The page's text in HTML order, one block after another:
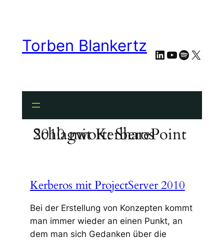
springenTorben Blankertz LinkedIn
YouTube
Spotify
X
Schlagwort:
SharePoint 2010 mit Kerberos
Kerberos mit ProjectServer 2010
Bei der Erstellung von Konzepten kommt
man immer wieder an einen Punkt, an
dem man sich Gedanken über die